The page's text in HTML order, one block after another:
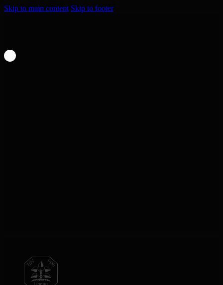
Skip to main content Skip to footer